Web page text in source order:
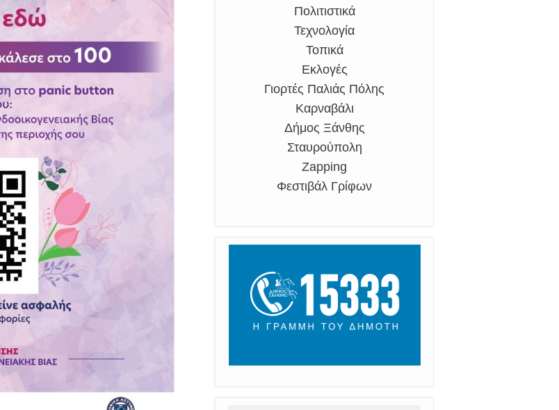
Πολιτιστικά
Τεχνολογία
Τοπικά
Εκλογές
Γιορτές Παλιάς Πόλης
Καρναβάλι
Δήμος Ξάνθης
Σταυρούπολη
Zapping
Φεστιβάλ Γρίφων